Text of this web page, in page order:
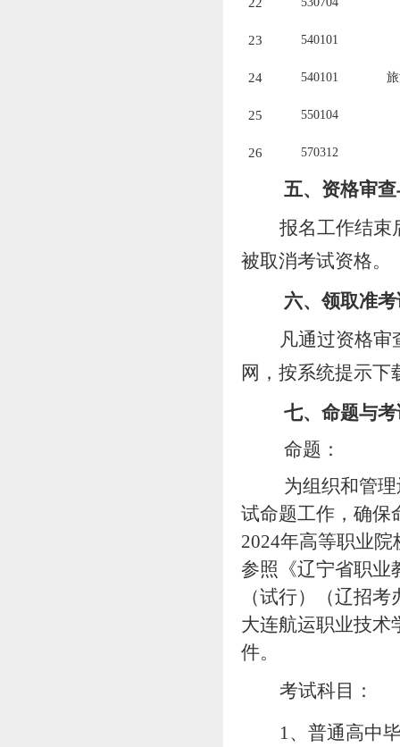
23 540101
24 540101
25 550104
26 570312
五、资格审
报名工作结束
被取消考试资格。
六、领取准
凡通过资格审
网，按系统提示下
七、命题与
命题：
为组织和管
试命题工作，确保
2024年高等职业院
参照《辽宁省职业
（试行）（辽招考
大连航运职业技术
件。
考试科目：
1、 普通高中